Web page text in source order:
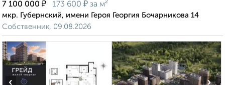
7 100 000 ₽ 173 600 ₽ за м²
мкр. Губернский, имени Героя Георгия Бочарникова 14
Собственник, 09.08.2026
‹ ›